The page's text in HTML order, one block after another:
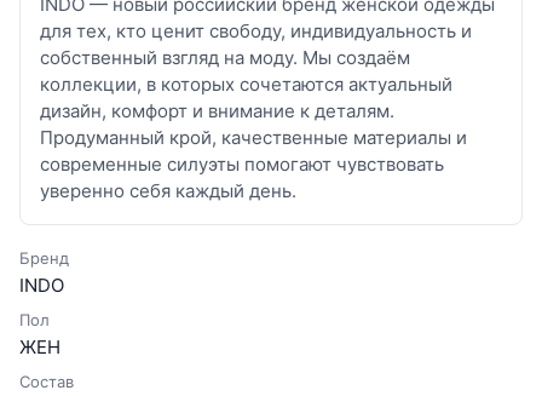
для тех, кто ценит свободу, индивидуальность и
собственный взгляд на моду. Мы создаём
коллекции, в которых сочетаются актуальный
дизайн, комфорт и внимание к деталям.
Продуманный крой, качественные материалы и
современные силуэты помогают чувствовать
уверенно себя каждый день.
Бренд
INDO
Пол
ЖЕН
Состав